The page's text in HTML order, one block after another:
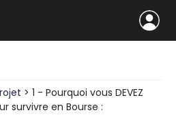
> 1 - Pourquoi vous DEVEZ
survivre en Bourse :